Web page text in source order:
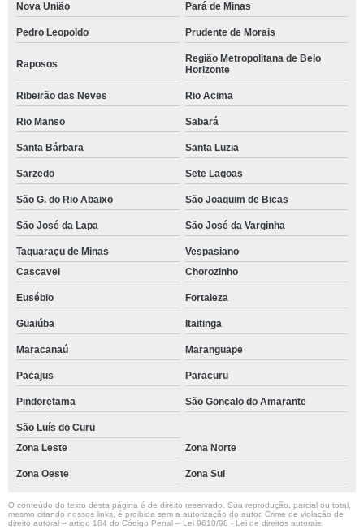
Nova União Pará de Minas
Pedro Leopoldo Prudente de Morais
Raposos
Região Metropolitana de Belo
Horizonte
Ribeirão das Neves Rio Acima
Rio Manso Sabará
Santa Bárbara Santa Luzia
Sarzedo Sete Lagoas
São G. do Rio Abaixo São Joaquim de Bicas
São José da Lapa São José da Varginha
Taquaraçu de Minas
Vespasiano
Cascavel
Chorozinho
Eusébio Fortaleza
Guaiúba Itaitinga
Maracanaú Maranguape
Pacajus Paracuru
Pindoretama São Gonçalo do Amarante
São Luís do Curu
Zona Leste
Zona Norte
Zona Oeste Zona Sul
O conteúdo do texto desta página é de direito reservado. Sua reprodução, parcial ou total,
mesmo citando nossos links, é proibida sem a autorização do autor. Crime de violação de
direito autoral – artigo 184 do Código Penal – Lei 9610/98 - Lei de direitos autorais